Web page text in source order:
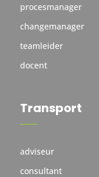
procesmanager
changemanager
teamleider
docent
Transport
adviseur
consultant